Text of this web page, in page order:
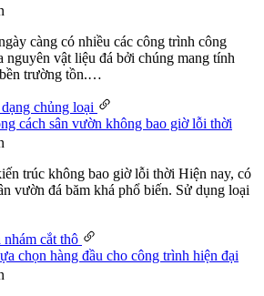
càng có nhiều các công trình công
vật liệu đá bởi chúng mang tính
trường tồn.…
cách sân vườn không bao giờ lỗi thời
trúc không bao giờ lỗi thời Hiện nay, có
vườn đá băm khá phổ biến. Sử dụng loại
chọn hàng đầu cho công trình hiện đại